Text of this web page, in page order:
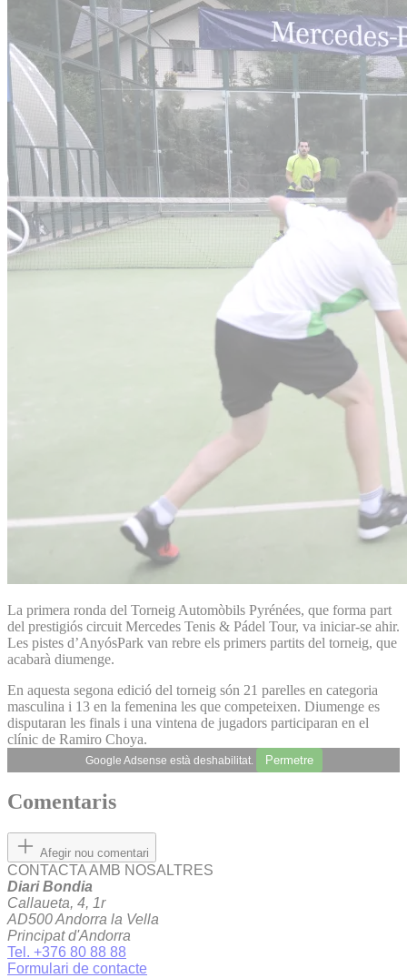
La primera ronda del Torneig Automòbils Pyrénées, que forma part
del prestigiós circuit Mercedes Tenis & Pádel Tour, va iniciar-se ahir.
Les pistes d’AnyósPark van rebre els primers partits del torneig, que
acabarà diumenge.
En aquesta segona edició del torneig són 21 parelles en categoria
masculina i 13 en la femenina les que competeixen. Diumenge es
disputaran les finals i una vintena de jugadors participaran en el
clínic de Ramiro Choya.
Google Adsense està deshabilitat. Permetre
Comentaris
Afegir nou comentari
CONTACTA AMB NOSALTRES
Diari Bondia
Callaueta, 4, 1r
AD500 Andorra la Vella
Principat d'Andorra
Tel. +376 80 88 88
Formulari de contacte